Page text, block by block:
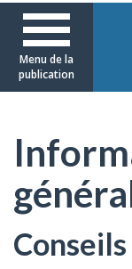
la
santé
Menu de la
publication